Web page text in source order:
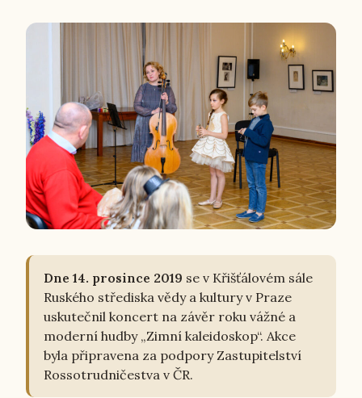
Dne 14. pro­sin­ce 2019 se v Křiš­ťá­lo­vém sále
Rus­ké­ho stře­dis­ka vědy a kul­tu­ry v Praze
usku­teč­nil kon­cert na závěr roku vážné a
mo­der­ní hudby „Zimní ka­lei­do­skop“. Akce
byla při­pra­ve­na za pod­po­ry Za­stu­pi­tel­ství
Ros­so­trud­ni­čestva v ČR.